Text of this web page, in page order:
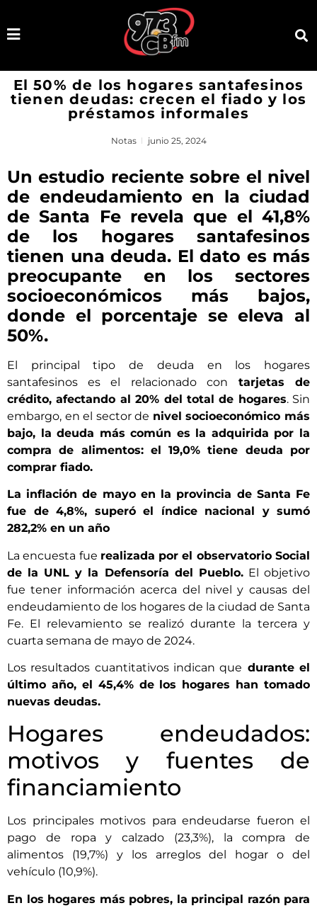
El 50% de los hogares santafesinos
tienen deudas: crecen el fiado y los
préstamos informales
Notas junio 25, 2024
Un estudio reciente sobre el nivel
de endeudamiento en la ciudad
de Santa Fe revela que el 41,8%
de los hogares santafesinos
tienen una deuda. El dato es más
preocupante en los sectores
socioeconómicos más bajos,
donde el porcentaje se eleva al
50%.
El principal tipo de deuda en los hogares
santafesinos es el relacionado con tarjetas de
crédito, afectando al 20% del total de hogares. Sin
embargo, en el sector de nivel socioeconómico más
bajo, la deuda más común es la adquirida por la
compra de alimentos: el 19,0% tiene deuda por
comprar fiado.
La inflación de mayo en la provincia de Santa Fe
fue de 4,8%, superó el índice nacional y sumó
282,2% en un año
La encuesta fue realizada por el observatorio Social
de la UNL y la Defensoría del Pueblo.El objetivo
fue tener información acerca del nivel y causas del
endeudamiento de los hogares de la ciudad de Santa
Fe. El relevamiento se realizó durante la tercera y
cuarta semana de mayo de 2024.
Los resultados cuantitativos indican que durante el
último año, el 45,4% de los hogares han tomado
nuevas deudas.
Hogares endeudados:
motivos y fuentes de
financiamiento
Los principales motivos para endeudarse fueron el
pago de ropa y calzado (23,3%), la compra de
alimentos (19,7%) y los arreglos del hogar o del
vehículo (10,9%).
En los hogares más pobres, la principal razón para